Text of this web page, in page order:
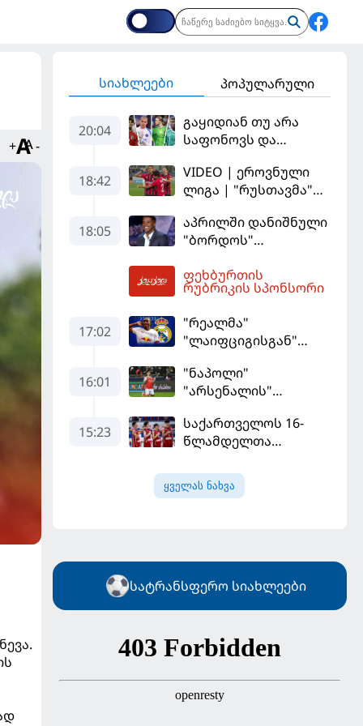
+ -
სიახლეები პოპულარული
20:04
გაყიდიან თუ არა
საფონოვს და
იქნება პსჟ-ს
ძირითადი მეკარე?
18:42
VIDEO | ეროვნული
ლიგა | "რუსთავმა"
დამსახურებულად
მოიგო, "ტორპედომ"
18:05
აპრილში დანიშნული
"ბორდოს"
გადააყენეს
ფეხბურთის
რუბრიკის სპონსორი
17:02
"რეალმა"
"ლაიფციგისგან"
მილიონად შეიძინა
16:01
"ნაპოლი"
"არსენალის"
შეძენას ცდილობს
15:23
საქართველოს 16-
წლამდელთა
ევრობასკეტი
ისრაელთან მარცხით
ყველას ნახვა
სატრანსფერო სიახლეები